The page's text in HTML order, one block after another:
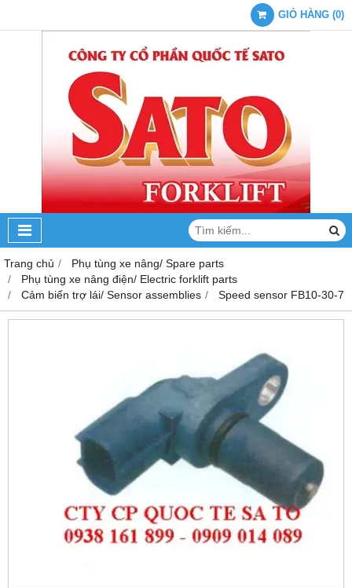
GIỎ HÀNG (0)
Trang chủ
Phụ tùng xe nâng/ Spare parts
Phụ tùng xe nâng điện/ Electric forklift parts
Cảm biến trợ lái/ Sensor assemblies
Speed sensor FB10-30-7